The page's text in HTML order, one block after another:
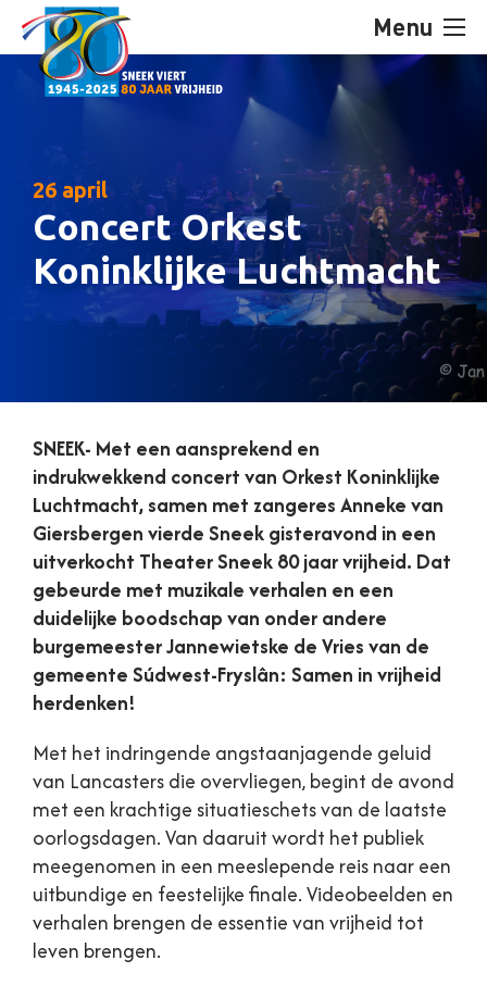
Menu
26 april
Concert Orkest
Koninklijke Luchtmacht
SNEEK- Met een aansprekend en
indrukwekkend concert van Orkest Koninklijke
Luchtmacht, samen met zangeres Anneke van
Giersbergen vierde Sneek gisteravond in een
uitverkocht Theater Sneek 80 jaar vrijheid. Dat
gebeurde met muzikale verhalen en een
duidelijke boodschap van onder andere
burgemeester Jannewietske de Vries van de
gemeente Súdwest-Fryslân: Samen in vrijheid
herdenken!
Met het indringende angstaanjagende geluid
van Lancasters die overvliegen, begint de avond
met een krachtige situatieschets van de laatste
oorlogsdagen. Van daaruit wordt het publiek
meegenomen in een meeslepende reis naar een
uitbundige en feestelijke finale. Videobeelden en
verhalen brengen de essentie van vrijheid tot
leven brengen.